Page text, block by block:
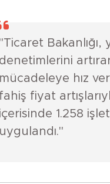
"Ticaret
denetimlerini
mücadeleye hız
fahiş fiyat
içerisinde 1.258
uygulandı."